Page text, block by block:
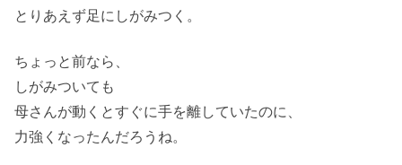
とりあえず足にしがみつく。
ちょっと前なら、
しがみついても
母さんが動くとすぐに手を離していたのに、
力強くなったんだろうね。